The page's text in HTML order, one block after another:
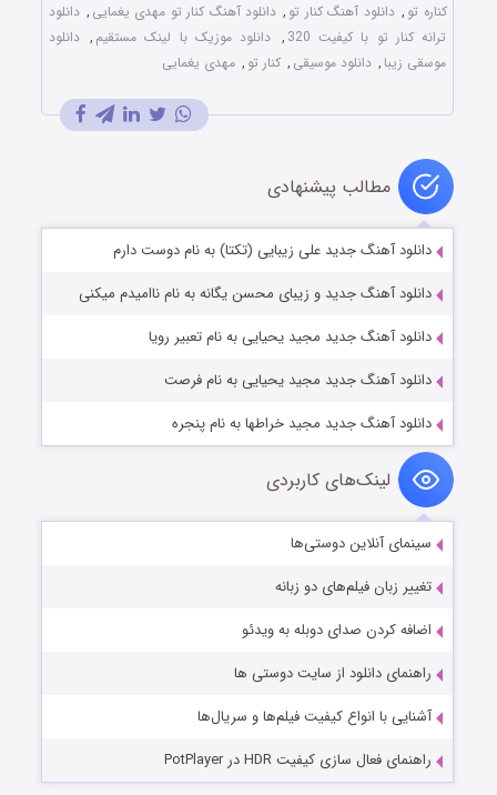
کناره تو , دانلود آهنگ کنار تو , دانلود آهنگ کنار تو مهدی یغمایی , دانلود
ترانه کنار تو با کیفیت 320
, دانلود موزیک با لینک مستقیم , دانلود
موسقی زیبا , دانلود موسیقی , کنار تو , مهدی یغمایی
مطالب پیشنهادی
دانلود آهنگ جدید علی زیبایی (تکتا) به نام دوست دارم
دانلود آهنگ جدید و زیبای محسن یگانه به نام ناامیدم میکنی
دانلود آهنگ جدید مجید یحیایی به نام تعبیر رویا
دانلود آهنگ جدید مجید یحیایی به نام فرصت
دانلود آهنگ جدید مجید خراطها به نام پنجره
لینک‌های کاربردی
سینمای آنلاین دوستی‌ها
تغییر زبان فیلم‌های دو زبانه
اضافه کردن صدای دوبله به ویدئو
راهنمای دانلود از سایت دوستی ها
آشنایی با انواع کیفیت فیلم‌ها و سریال‌ها
راهنمای فعال سازی کیفیت HDR در PotPlayer